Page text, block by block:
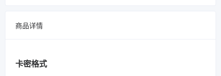
商品详情
卡密格式